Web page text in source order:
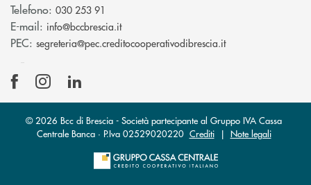
Telefono: 030 253 91
E-mail: info@bccbrescia.it(si apre l’app di posta elettronica)
PEC: segreteria@pec.creditocooperativodibrescia.it(si apre l’app di
© 2026 Bcc di Brescia - Società partecipante al Gruppo IVA Cassa
Centrale Banca · P.Iva 02529020220 Crediti| Note legali